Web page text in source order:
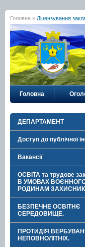
Головна » Ліцензування
Головна
ДЕПАРТАМЕНТ
Доступ до публічної
Вакансії
ОСВІТА та трудове
В УМОВАХ
РОДИНАМ
БЕЗПЕЧНЕ ОСВІТНЄ
СЕРЕДОВИЩЕ.
ПРОТИДІЯ
НЕПОВНОЛІТНІХ.